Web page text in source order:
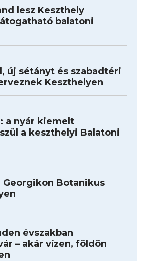
lesz Keszthely
balatoni
új sétányt és szabadtéri
Keszthelyen
a nyár kiemelt
a keszthelyi Balatoni
Georgikon Botanikus
évszakban
– akár vízen, földön